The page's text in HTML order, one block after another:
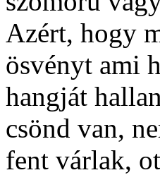
Azért, hogy
ösvényt ami
hangját
csönd van,
fent várlak,